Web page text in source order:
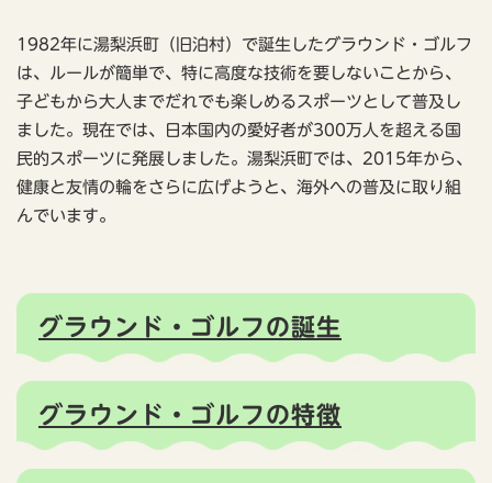
1982年に湯梨浜町（旧泊村）で誕生したグラウンド・ゴルフ
は、ルールが簡単で、特に高度な技術を要しないことから、
子どもから大人までだれでも楽しめるスポーツとして普及し
ました。現在では、日本国内の愛好者が300万人を超える国
民的スポーツに発展しました。湯梨浜町では、2015年から、
健康と友情の輪をさらに広げようと、海外への普及に取り組
んでいます。
グラウンド・ゴルフの誕生
グラウンド・ゴルフの特徴